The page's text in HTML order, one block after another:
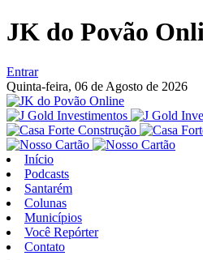
JK do Povão
Entrar
Quinta-feira, 06 de Agosto de 2026
Início
Podcasts
Santarém
Colunas
Municípios
Você Repórter
Contato